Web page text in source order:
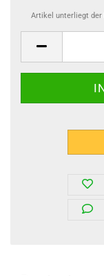
Artikel unterliegt der